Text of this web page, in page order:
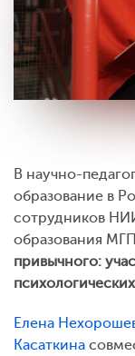
В научно-
образование в
сотрудников
образования
привычного:
Елена
Касаткина